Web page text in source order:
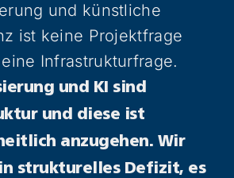
und künstliche
ist keine Projektfrage
Infrastrukturfrage.
und KI sind
und diese ist
anzugehen. Wir
strukturelles Defizit, es